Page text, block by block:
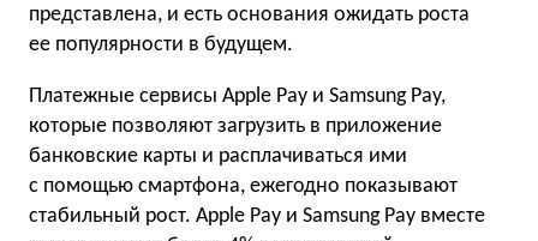
представлена, и есть основания ожидать роста
ее популярности в будущем.
Платежные сервисы Apple Pay и Samsung Pay,
которые позволяют загрузить в приложение
банковские карты и расплачиваться ими
с помощью смартфона, ежегодно показывают
стабильный рост. Apple Pay и Samsung Pay вместе